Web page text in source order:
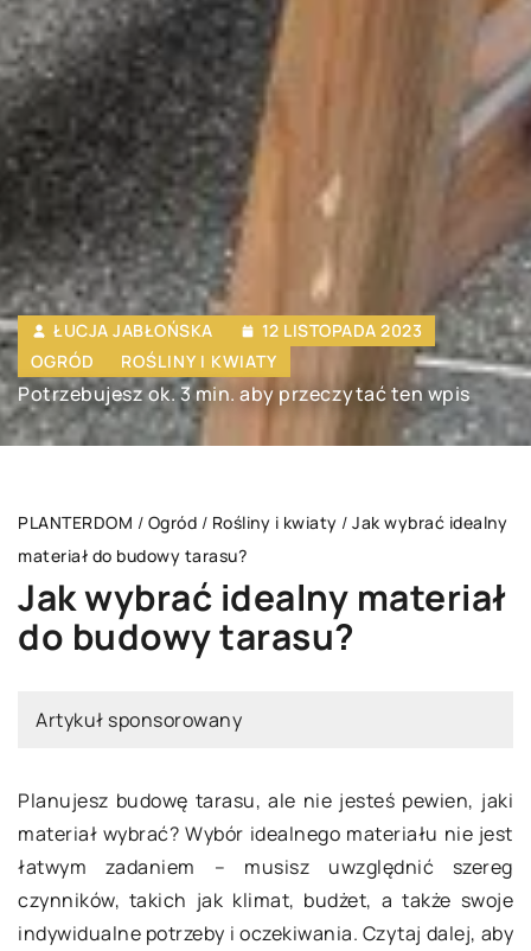
ŁUCJA JABŁOŃSKA
12 LISTOPADA 2023
OGRÓD
ROŚLINY I KWIATY
Potrzebujesz ok. 3 min. aby przeczytać ten wpis
PLANTERDOM / Ogród / Rośliny i kwiaty / Jak wybrać idealny
materiał do budowy tarasu?
Jak wybrać idealny materiał
do budowy tarasu?
Artykuł sponsorowany
Planujesz budowę tarasu, ale nie jesteś pewien, jaki
materiał wybrać? Wybór idealnego materiału nie jest
łatwym zadaniem – musisz uwzględnić szereg
czynników, takich jak klimat, budżet, a także swoje
indywidualne potrzeby i oczekiwania. Czytaj dalej, aby